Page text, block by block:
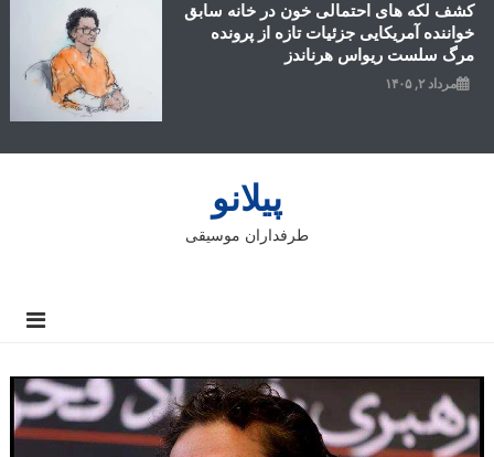
کشف لکه های احتمالی خون در خانه سابق
خواننده آمریکایی جزئیات تازه از پرونده
مرگ سلست ریواس هرناندز
مرداد ۲, ۱۴۰۵
پیلانو
طرفداران موسیقی